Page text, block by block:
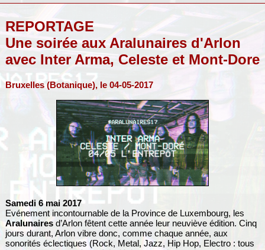
REPORTAGE
Une soirée aux Aralunaires d'Arlon
avec Inter Arma, Celeste et Mont-Dore
Bruxelles (Botanique), le 04-05-2017
Samedi 6 mai 2017
Evénement incontournable de la Province de Luxembourg, les
Aralunairesd’Arlon fêtent cette année leur neuviève édition. Cinq
jours durant, Arlon vibre donc, comme chaque année, aux
sonorités éclectiques (Rock, Metal, Jazz, Hip Hop, Electro : tous